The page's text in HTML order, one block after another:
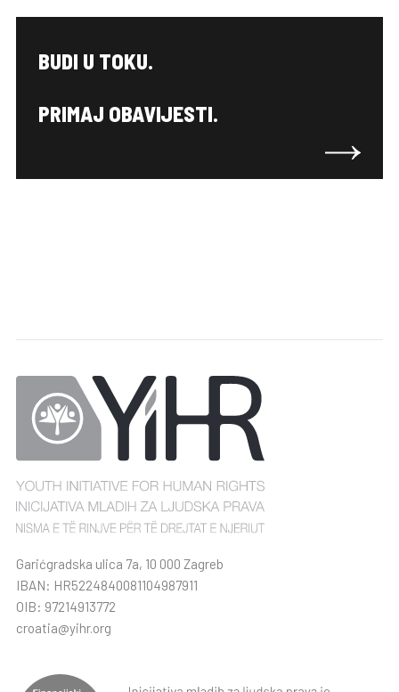
BUDI U TOKU.
PRIMAJ OBAVIJESTI.
Garićgradska ulica 7a, 10 000 Zagreb
IBAN: HR5224840081104987911
OIB: 97214913772
croatia@yihr.org